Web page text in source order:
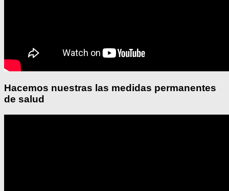
Hacemos nuestras las medidas permanentes
de salud